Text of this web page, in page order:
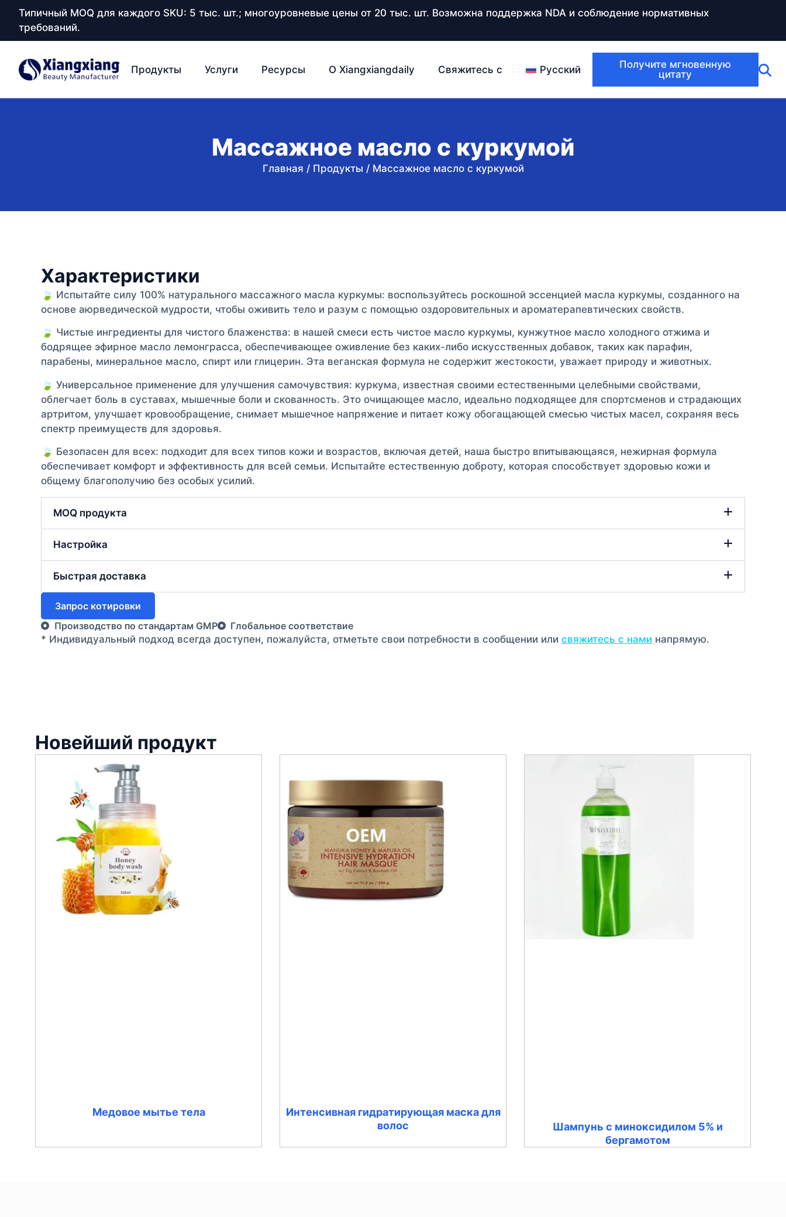
Типичный MOQ для каждого SKU: 5 тыс. шт.; многоуровневые цены от 20 тыс. шт. Возможна поддержка NDA и соблюдение нормативных
требований.
Продукты Услуги Ресурсы О Xiangxiangdaily Свяжитесь с Русский
Получите мгновенную
цитату
Массажное масло с куркумой
Главная / Продукты / Массажное масло с куркумой
Характеристики
🍃 Испытайте силу 100% натурального массажного масла куркумы: воспользуйтесь роскошной эссенцией масла куркумы, созданного на
основе аюрведической мудрости, чтобы оживить тело и разум с помощью оздоровительных и ароматерапевтических свойств.
🍃 Чистые ингредиенты для чистого блаженства: в нашей смеси есть чистое масло куркумы, кунжутное масло холодного отжима и
бодрящее эфирное масло лемонграсса, обеспечивающее оживление без каких-либо искусственных добавок, таких как парафин,
парабены, минеральное масло, спирт или глицерин. Эта веганская формула не содержит жестокости, уважает природу и животных.
🍃 Универсальное применение для улучшения самочувствия: куркума, известная своими естественными целебными свойствами,
облегчает боль в суставах, мышечные боли и скованность. Это очищающее масло, идеально подходящее для спортсменов и страдающих
артритом, улучшает кровообращение, снимает мышечное напряжение и питает кожу обогащающей смесью чистых масел, сохраняя весь
спектр преимуществ для здоровья.
🍃 Безопасен для всех: подходит для всех типов кожи и возрастов, включая детей, наша быстро впитывающаяся, нежирная формула
обеспечивает комфорт и эффективность для всей семьи. Испытайте естественную доброту, которая способствует здоровью кожи и
общему благополучию без особых усилий.
MOQ продукта
Настройка
Быстрая доставка
Запрос котировки
Производство по стандартам GMP
Глобальное соответствие
* Индивидуальный подход всегда доступен, пожалуйста, отметьте свои потребности в сообщении или свяжитесь с нами напрямую.
Новейший продукт
Медовое мытье тела
Интенсивная гидратирующая маска для
волос
Шампунь с миноксидилом 5% и
бергамотом